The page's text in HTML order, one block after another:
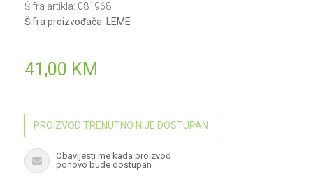
Šifra artikla: 081968
Šifra proizvođača:
LEME
41,00 KM
PROIZVOD TRENUTNO NIJE DOSTUPAN
Obavijesti me kada proizvod
ponovo bude dostupan